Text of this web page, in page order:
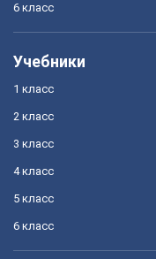
6 класс
Учебники
1 класс
2 класс
3 класс
4 класс
5 класс
6 класс